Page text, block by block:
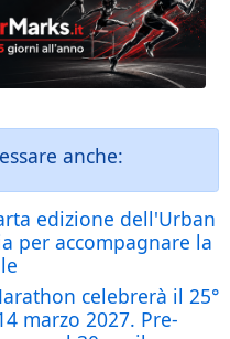
anche:
edizione dell'Urban
per accompagnare la
celebrerà il 25°
marzo 2027. Pre-